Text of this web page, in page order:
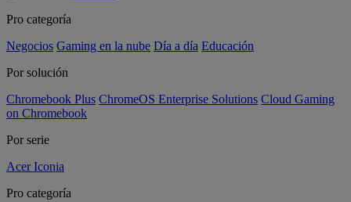
Pro categoría
Negocios Gaming en la nube Día a día Educación
Por solución
Chromebook Plus ChromeOS Enterprise Solutions Cloud Gaming
on Chromebook
Por serie
Acer Iconia
Pro categoría